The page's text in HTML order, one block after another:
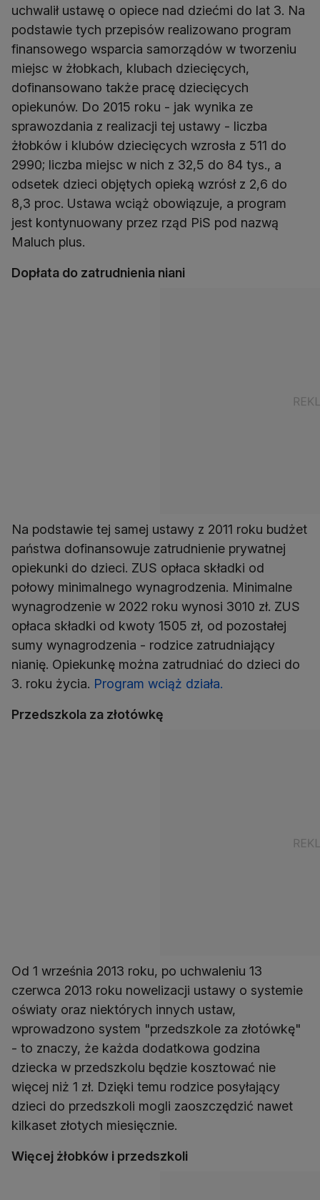
uchwalił ustawę o opiece nad dziećmi do lat 3. Na
podstawie tych przepisów realizowano program
finansowego wsparcia samorządów w tworzeniu
miejsc w żłobkach, klubach dziecięcych,
dofinansowano także pracę dziecięcych
opiekunów. Do 2015 roku - jak wynika ze
sprawozdania z realizacji tej ustawy - liczba
żłobków i klubów dziecięcych wzrosła z 511 do
2990; liczba miejsc w nich z 32,5 do 84 tys., a
odsetek dzieci objętych opieką wzrósł z 2,6 do
8,3 proc. Ustawa wciąż obowiązuje, a program
jest kontynuowany przez rząd PiS pod nazwą
Maluch plus.
Dopłata do zatrudnienia niani
Na podstawie tej samej ustawy z 2011 roku budżet
państwa dofinansowuje zatrudnienie prywatnej
opiekunki do dzieci. ZUS opłaca składki od
połowy minimalnego wynagrodzenia. Minimalne
wynagrodzenie w 2022 roku wynosi 3010 zł. ZUS
opłaca składki od kwoty 1505 zł, od pozostałej
sumy wynagrodzenia - rodzice zatrudniający
nianię. Opiekunkę można zatrudniać do dzieci do
3. roku życia. Program wciąż działa.
Przedszkola za złotówkę
Od 1 września 2013 roku, po uchwaleniu 13
czerwca 2013 roku nowelizacji ustawy o systemie
oświaty oraz niektórych innych ustaw,
wprowadzono system "przedszkole za złotówkę"
- to znaczy, że każda dodatkowa godzina
dziecka w przedszkolu będzie kosztować nie
więcej niż 1 zł. Dzięki temu rodzice posyłający
dzieci do przedszkoli mogli zaoszczędzić nawet
kilkaset złotych miesięcznie.
Więcej żłobków i przedszkoli